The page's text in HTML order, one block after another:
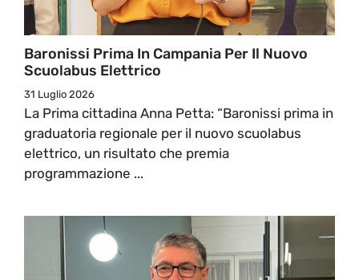
Baronissi Prima In Campania Per Il Nuovo
Scuolabus Elettrico
31 Luglio 2026
La Prima cittadina Anna Petta: “Baronissi prima in
graduatoria regionale per il nuovo scuolabus
elettrico, un risultato che premia
programmazione ...